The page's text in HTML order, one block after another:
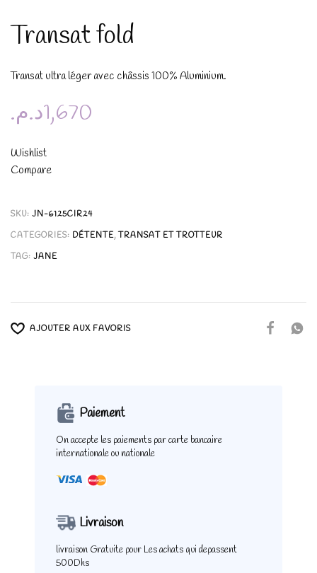
Transat fold
Transat ultra léger avec châssis 100% Aluminium.
1,670د.م.
Wishlist
Compare
SKU: JN-6125CIR24
CATEGORIES: DÉTENTE,TRANSAT ET TROTTEUR
TAG: JANE
AJOUTER AUX FAVORIS
Paiement
On accepte les paiements par carte bancaire
internationale ou nationale
Livraison
livraison Gratuite pour Les achats qui depassent
500Dhs